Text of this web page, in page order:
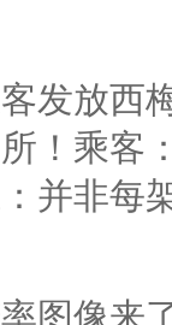
发放西
！乘客
并非每
图像来